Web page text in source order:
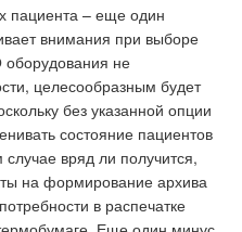
пациента – еще один
внимания при выборе
не
целесообразным будет
без указанной опции
состояние пациентов
вряд ли получится,
на формирование архива
в распечатке